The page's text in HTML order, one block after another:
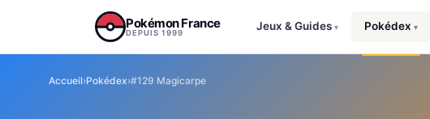
Pokémon France
DEPUIS 1999
Jeux & Guides ▾ Pokédex ▾
Accueil›Pokédex›#129 Magicarpe